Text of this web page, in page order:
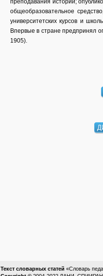
преподавания истории;
общеобразовательное
университетских курсов и
Впервые в стране предпринял
1905).
Текст словарных статей «Словарь